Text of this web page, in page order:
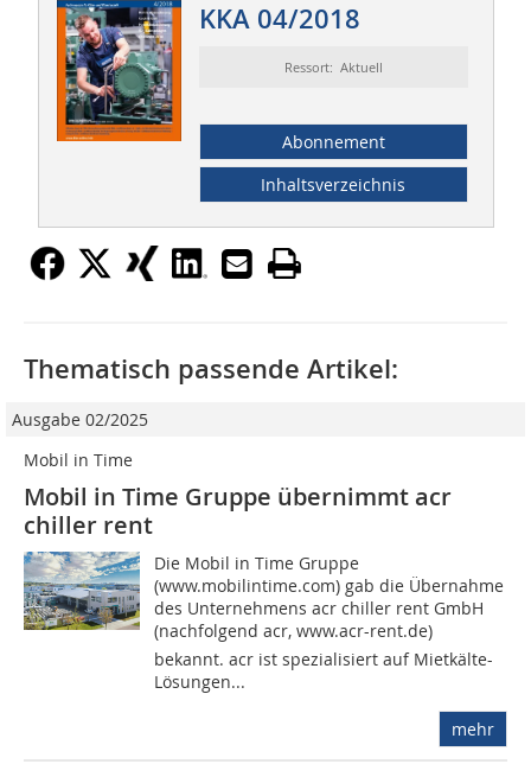
KKA 04/2018
Ressort: Aktuell
Abonnement
Inhaltsverzeichnis
Thematisch passende Artikel:
Ausgabe 02/2025
Mobil in Time
Mobil in Time Gruppe übernimmt acr
chiller rent
Die Mobil in Time Gruppe
(www.mobilintime.com) gab die Übernahme
des Unternehmens acr chiller rent GmbH
(nachfolgend acr, www.acr-rent.de)
bekannt. acr ist spezialisiert auf Mietkälte-
Lösungen...
mehr